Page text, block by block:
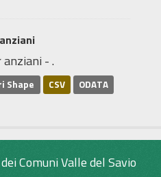
- .
Shape CSV ODATA
Comuni Valle del Savio